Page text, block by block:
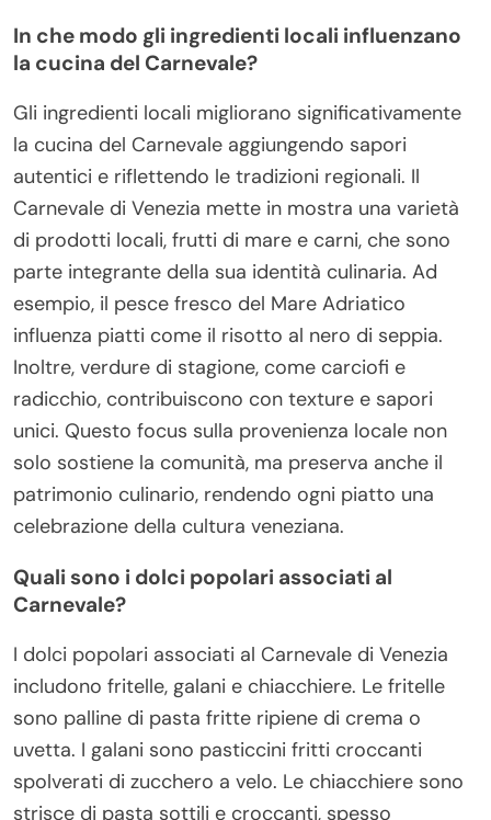
In che modo gli ingredienti locali influenzano
la cucina del Carnevale?
Gli ingredienti locali migliorano significativamente
la cucina del Carnevale aggiungendo sapori
autentici e riflettendo le tradizioni regionali. Il
Carnevale di Venezia mette in mostra una varietà
di prodotti locali, frutti di mare e carni, che sono
parte integrante della sua identità culinaria. Ad
esempio, il pesce fresco del Mare Adriatico
influenza piatti come il risotto al nero di seppia.
Inoltre, verdure di stagione, come carciofi e
radicchio, contribuiscono con texture e sapori
unici. Questo focus sulla provenienza locale non
solo sostiene la comunità, ma preserva anche il
patrimonio culinario, rendendo ogni piatto una
celebrazione della cultura veneziana.
Quali sono i dolci popolari associati al
Carnevale?
I dolci popolari associati al Carnevale di Venezia
includono fritelle, galani e chiacchiere. Le fritelle
sono palline di pasta fritte ripiene di crema o
uvetta. I galani sono pasticcini fritti croccanti
spolverati di zucchero a velo. Le chiacchiere sono
strisce di pasta sottili e croccanti, spesso